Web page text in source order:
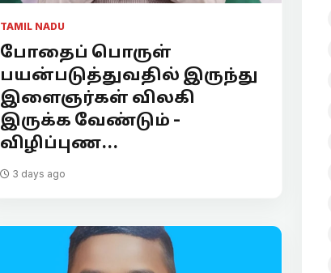
TAMIL NADU
போதைப் பொருள்
பயன்படுத்துவதில் இருந்து
இளைஞர்கள் விலகி
இருக்க வேண்டும் -
விழிப்புண...
3 days ago